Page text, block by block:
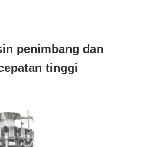
penimbang dan
tinggi